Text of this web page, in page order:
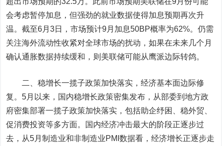
会考虑暂停加息，但强劲的就业数据使得加息预期再次升
温。截至6月3日，市场预计9月加息50BP概率为62%。仍需
关注海外流动性收紧对全球市场的扰动，如果在未来几个月
确认通胀数据持续缓和，则美联储可能从鹰派边际转鸽。
二、稳增长一揽子政策加快落实，经济基本面边际修
复。5月以来，国内稳增长政策密集发布，从部委到地方政
府密集部署一揽子政策加快落实，包括助企纾困、稳外贸、
促消费投资等多方面。国内经济冲击最大的阶段正逐步过
去，从5月制造业和非制造业PMI数据看，经济增长正逐步走